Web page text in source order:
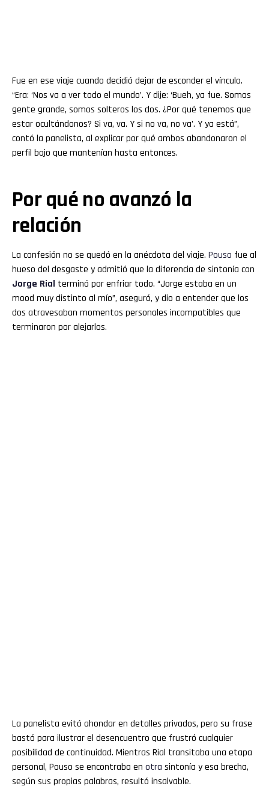
Fue en ese viaje cuando decidió dejar de esconder el vínculo.
“Era: ‘Nos va a ver todo el mundo’. Y dije: ‘Bueh, ya fue. Somos
gente grande, somos solteros los dos. ¿Por qué tenemos que
estar ocultándonos? Si va, va. Y si no va, no va’. Y ya está”,
contó la panelista, al explicar por qué ambos abandonaron el
perfil bajo que mantenían hasta entonces.
Por qué no avanzó la
relación
La confesión no se quedó en la anécdota del viaje. Pouso fue al
hueso del desgaste y admitió que la diferencia de sintonía con
Jorge Rial terminó por enfriar todo. “Jorge estaba en un
mood muy distinto al mío”, aseguró, y dio a entender que los
dos atravesaban momentos personales incompatibles que
terminaron por alejarlos.
La panelista evitó ahondar en detalles privados, pero su frase
bastó para ilustrar el desencuentro que frustró cualquier
posibilidad de continuidad. Mientras Rial transitaba una etapa
personal, Pouso se encontraba en otra sintonía y esa brecha,
según sus propias palabras, resultó insalvable.